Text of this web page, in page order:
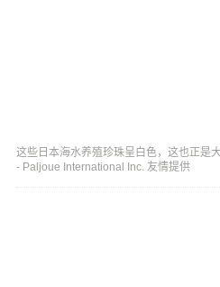
这些日本海水养殖珍珠呈白色，这也正是
- Paljoue International Inc. 友情提供